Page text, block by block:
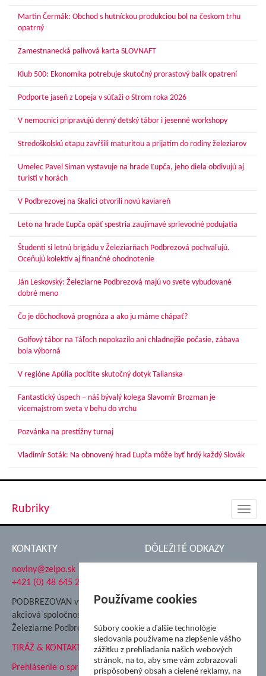
Martin Čermák: Obchod s hutníckou produkciou bol na českom trhu
opatrný
Zamestnanecká palivová karta SLOVNAFT
Klub 500: Ekonomika potrebuje skutočný prorastový balík opatrení
Podporte jaseň z Lopeja v súťaži o Strom roka 2026
V nemocnici pripravujú denný detský tábor i jesenné workshopy
Stredoškolskú etapu zavŕšili maturitou a prijatím do rodiny železiarov
Umelec Pavel Siman vystavuje na hrade Ľupča, jeho diela obdivujú aj
turisti v horách
V Podbrezovej na Skalici otvorili novú kaviareň
Leto na hrade Ľupča opäť spestria zaujímavé sprievodné podujatia
Študenti si letnú brigádu v Železiarňach Podbrezová pochvaľujú.
Oceňujú kolektív aj finančné ohodnotenie
Ján Leskovský: Železiarne Podbrezová majú vo svete vybudované
dobré meno
Čo je dôchodková prognóza a ako ju máme chápať?
Golfový tábor na Táľoch nepokazilo ani chladnejšie počasie, zábava
bola výborná
V regióne Apúlia pocítite skutočný dotyk Talianska
Fantastický úspech – náš bývalý kolega Slavomír Brozman je
vicemajstrom sveta v behu do vrchu
Pozvánka na prestížny turnaj
Vladimír Soták: Na obnovený hrad Ľupča môže byť hrdý každý Slovák
Rubriky
KONTAKTY
noviny@zelpo.sk
+421 (0) 48 645 2711
PODBREZOVAN vydáva
akciová spoločnosť
Železiarne Podbrezová
TIRÁŽ & KONTAKT
Prehlásenie o spracovaní
DÔLEŽITÉ ODKAZY
Nadácia Železiarne
ŽP Informatika s.r.o.
ŠK Železiarne Podbrezová
Tále a.s.
Používame cookies
Súbory cookie a ďalšie technológie
sledovania používame na zlepšenie vášho
zážitku z prehliadania našich webových
stránok, na to, aby sme vám zobrazovali
prispôsobený obsah a cielené reklamy, na